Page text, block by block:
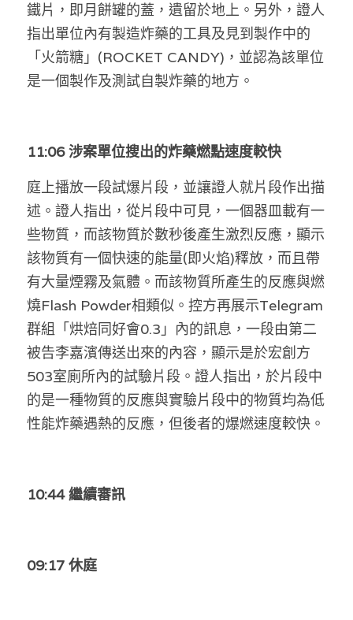
鐵片，即月餅罐的蓋，遺留於地上。另外，證人
指出單位內有製造炸藥的工具及見到製作中的
「火箭糖」(ROCKET CANDY)，並認為該單位
是一個製作及測試自製炸藥的地方。
11:06 涉案單位搜出的炸藥燃點速度較快
庭上播放一段試爆片段，並讓證人就片段作出描
述。證人指出，從片段中可見，一個器皿載有一
些物質，而該物質於數秒後產生激烈反應，顯示
該物質有一個快速的能量(即火焰)釋放，而且帶
有大量煙霧及氣體。而該物質所產生的反應與燃
燒Flash Powder相類似。控方再展示Telegram
群組「烘焙同好會0.3」內的訊息，一段由第二
被告李嘉濱傳送出來的內容，顯示是於宏創方
503室廁所內的試驗片段。證人指出，於片段中
的是一種物質的反應與實驗片段中的物質均為低
性能炸藥遇熱的反應，但後者的爆燃速度較快。
10:44 繼續審訊
09:17 休庭